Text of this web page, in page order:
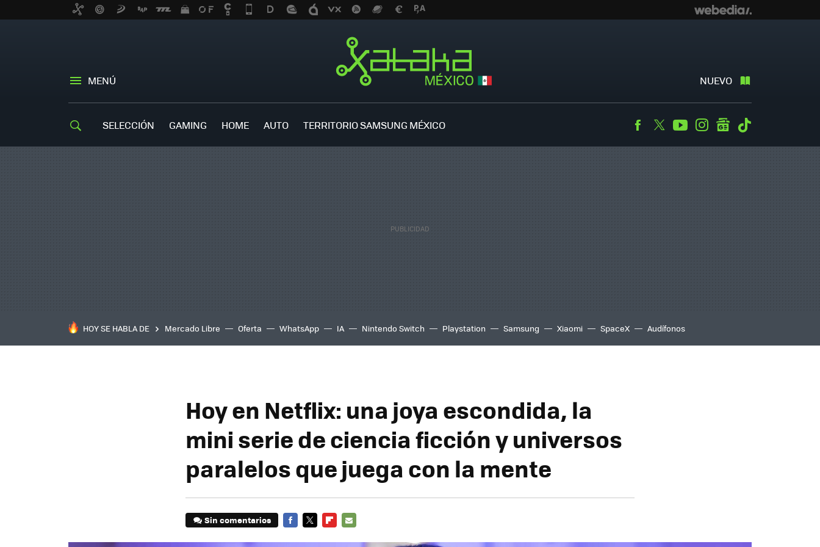
MENÚ NUEVO
SELECCIÓN GAMING HOME AUTO TERRITORIO SAMSUNG MÉXICO Facebook
TwitterYoutubeInstagramgooglenews
HOY SE HABLA DE Mercado Libre Oferta WhatsApp IA Nintendo Switch Playstation Samsung Xiaomi SpaceX Audífonos
Hoy en Netflix: una joya escondida, la
mini serie de ciencia ficción y universos
paralelos que juega con la mente
Sin comentarios